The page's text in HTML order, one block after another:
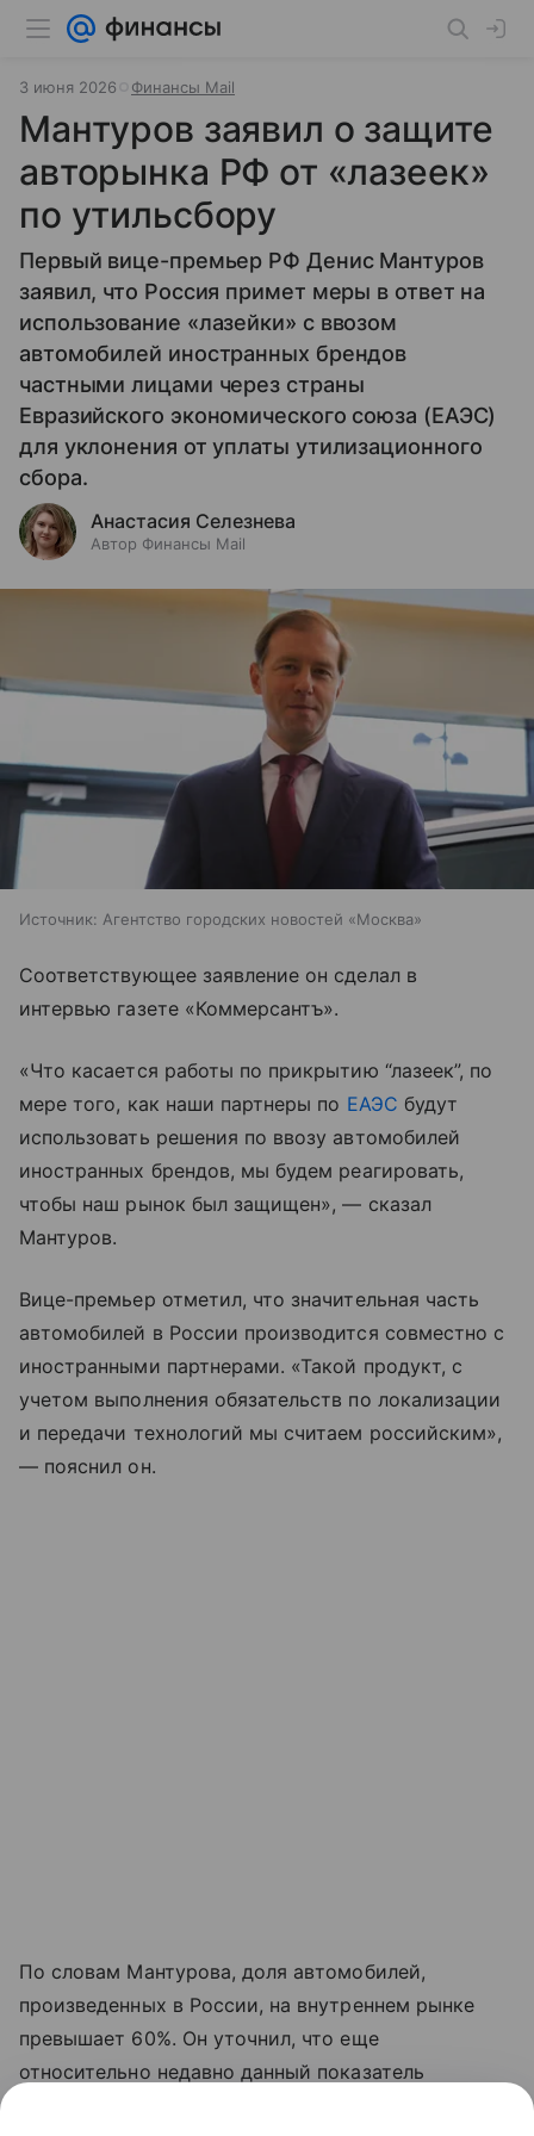
3 июня 2026 Финансы Mail
Мантуров заявил о защите
авторынка РФ от «лазеек»
по утильсбору
Первый вице-премьер РФ Денис Мантуров
заявил, что Россия примет меры в ответ на
использование «лазейки» с ввозом
автомобилей иностранных брендов
частными лицами через страны
Евразийского экономического союза (ЕАЭС)
для уклонения от уплаты утилизационного
сбора.
Анастасия Селезнева
Автор Финансы Mail
Источник: Агентство городских новостей «Москва»
Соответствующее заявление он сделал в
интервью газете «Коммерсантъ».
«Что касается работы по прикрытию “лазеек”, по
мере того, как наши партнеры по ЕАЭС будут
использовать решения по ввозу автомобилей
иностранных брендов, мы будем реагировать,
чтобы наш рынок был защищен», — сказал
Мантуров.
Вице-премьер отметил, что значительная часть
автомобилей в России производится совместно с
иностранными партнерами. «Такой продукт, с
учетом выполнения обязательств по локализации
и передачи технологий мы считаем российским»,
— пояснил он.
По словам Мантурова, доля автомобилей,
произведенных в России, на внутреннем рынке
превышает 60%. Он уточнил, что еще
относительно недавно данный показатель